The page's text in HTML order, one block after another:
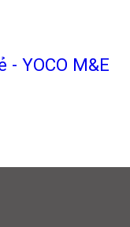
- YOCO M&E